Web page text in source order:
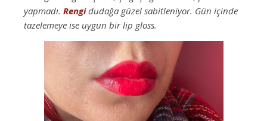
yapmadı. Rengidudağa güzel sabitleniyor. Gün içinde
tazelemeye ise uygun bir lip gloss.